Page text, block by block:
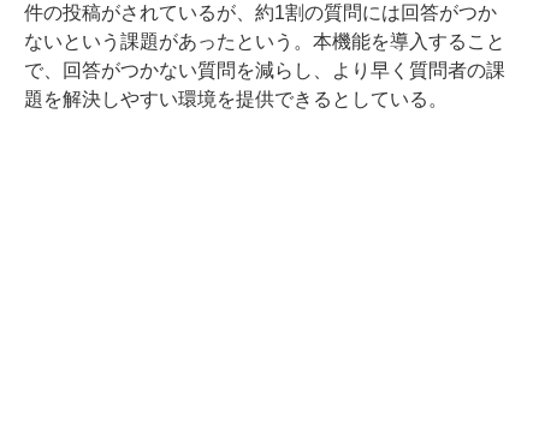
件の投稿がされているが、約1割の質問には回答がつか
ないという課題があったという。本機能を導入すること
で、回答がつかない質問を減らし、より早く質問者の課
題を解決しやすい環境を提供できるとしている。